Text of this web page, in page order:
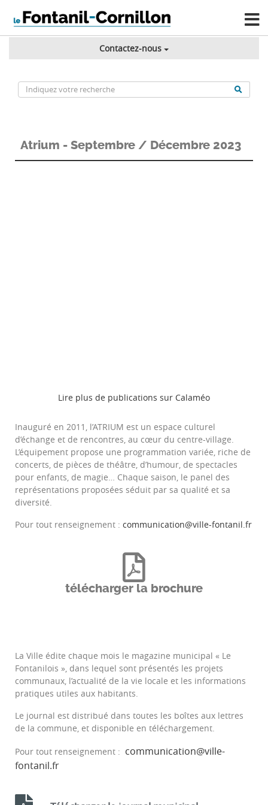
Contactez-nous
Atrium - Septembre / Décembre 2023
Lire plus de publications sur Calaméo
Inauguré en 2011, l’ATRIUM est un espace culturel
d’échange et de rencontres, au cœur du centre-village.
L’équipement propose une programmation variée, riche de
concerts, de pièces de théâtre, d’humour, de spectacles
pour enfants, de magie… Chaque saison, le panel des
représentations proposées séduit par sa qualité et sa
diversité.
Pour tout renseignement : communication@ville-fontanil.fr
télécharger la brochure
La Ville édite chaque mois le magazine municipal « Le
Fontanilois », dans lequel sont présentés les projets
communaux, l’actualité de la vie locale et les informations
pratiques utiles aux habitants.
Le journal est distribué dans toutes les boîtes aux lettres
de la commune, et disponible en téléchargement.
Pour tout renseignement : communication@ville-
fontanil.fr